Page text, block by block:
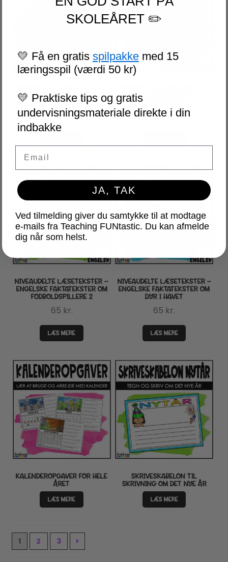
ENGELSKE FAKTATEKSTER OM
FARLIGE SLANGER
65kr.
ENGELSKE FAKTATEKSTER OM
COMPUTERSPIL
65kr.
NIVEAUDELTE LÆSETEKSTER –
ENGELSKE FAKTATEKSTER OM
FODBOLDSPILLERE 2
65 kr.
LÆS MERE
NIVEAUDELTE LÆSETEKSTER –
ENGELSKE FAKTATEKSTER OM
DYR I HAVET
65 kr.
LÆS MERE
KALENDEROPGAVER FOR HELE
ÅRET
LÆS MERE
SKRIVESKABELON TIL
SKRIVNING OM DET NYE ÅR
LÆS MERE
1 2 3
SKOLEÅRET ✏️
💛 Få en gratis spilpakke med 15
læringsspil (værdi 50 kr)
💛 Praktiske tips og gratis
undervisningsmateriale direkte i din
indbakke
JA, TAK
Ved tilmelding giver du samtykke til at modtage
e-mails fra Teaching FUNtastic. Du kan afmelde
dig når som helst.